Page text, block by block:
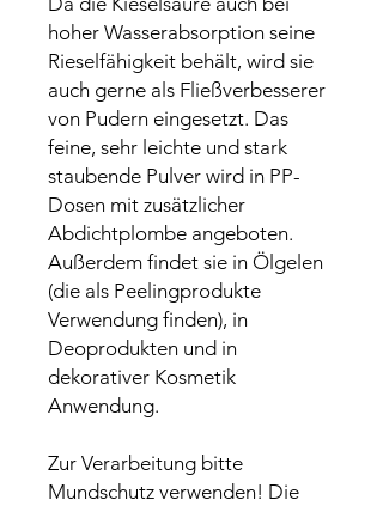
hoher Wasserabsorption seine
Rieselfähigkeit behält, wird sie
auch gerne als Fließverbesserer
von Pudern eingesetzt. Das
feine, sehr leichte und stark
staubende Pulver wird in PP-
Dosen mit zusätzlicher
Abdichtplombe angeboten.
Außerdem findet sie in Ölgelen
(die als Peelingprodukte
Verwendung finden), in
Deoprodukten und in
dekorativer Kosmetik
Anwendung.
Zur Verarbeitung bitte
Mundschutz verwenden! Die